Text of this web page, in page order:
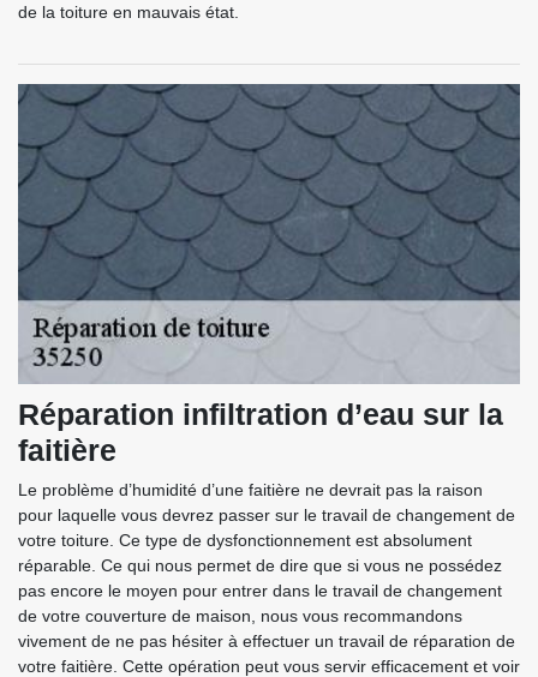
de la toiture en mauvais état.
Réparation infiltration d’eau sur la
faitière
Le problème d’humidité d’une faitière ne devrait pas la raison
pour laquelle vous devrez passer sur le travail de changement de
votre toiture. Ce type de dysfonctionnement est absolument
réparable. Ce qui nous permet de dire que si vous ne possédez
pas encore le moyen pour entrer dans le travail de changement
de votre couverture de maison, nous vous recommandons
vivement de ne pas hésiter à effectuer un travail de réparation de
votre faitière. Cette opération peut vous servir efficacement et voir